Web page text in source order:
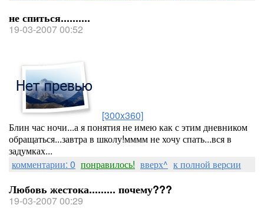
не спиться..........
19-03-2007 00:52
[300x360]
Блин час ночи...а я понятия не имею как с этим дневником
обращаться...завтра в школу!мммм не хочу спать...вся в
задумках...
комментарии: 0 понравилось! вверх^ к полной версии
Любовь жестока......... почему???
19-03-2007 00:29